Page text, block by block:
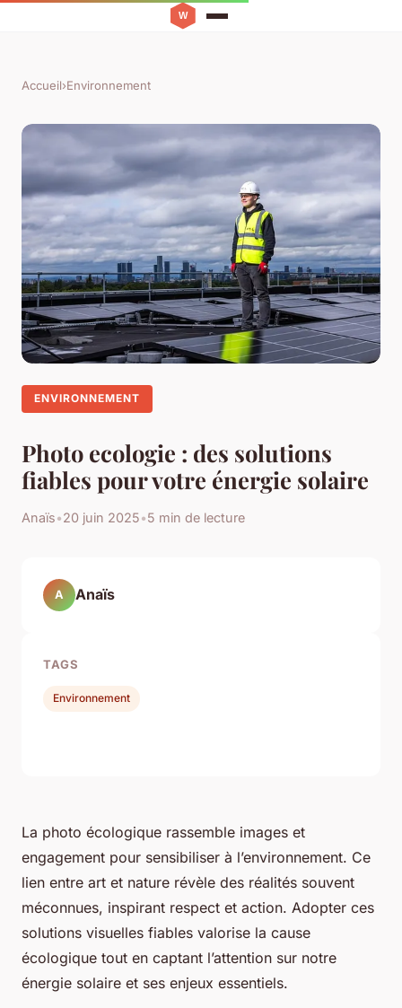
Accueil›Environnement
ENVIRONNEMENT
Photo ecologie : des solutions
fiables pour votre énergie solaire
Anaïs•20 juin 2025•5 min de lecture
La photo écologique rassemble images et
engagement pour sensibiliser à l’environnement. Ce
lien entre art et nature révèle des réalités souvent
méconnues, inspirant respect et action. Adopter ces
solutions visuelles fiables valorise la cause
écologique tout en captant l’attention sur notre
énergie solaire et ses enjeux essentiels.
A Anaïs
TAGS
Environnement